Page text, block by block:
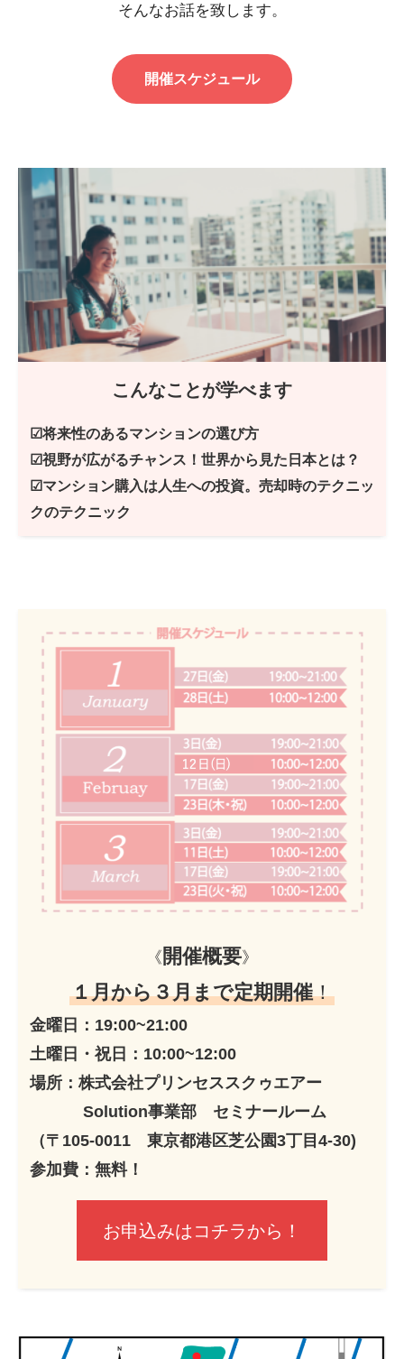
そんなお話を致します。
開催スケジュール
こんなことが学べます
☑将来性のあるマンションの選び方
☑視野が広がるチャンス！世界から見た日本とは？
☑マンション購入は人生への投資。売却時のテクニッ
クのテクニック
《 開催概要》
１月から３月まで定期開催！
金曜日：19:00~21:00
土曜日・祝日：10:00~12:00
場所：株式会社プリンセススクゥエアー
Solution事業部 セミナールーム
（〒105-0011 東京都港区芝公園3丁目4-30)
参加費：無料！
お申込みはコチラから！